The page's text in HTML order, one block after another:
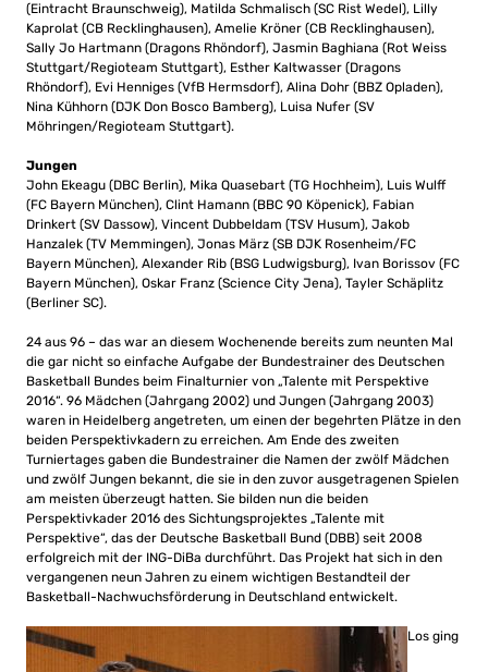
(Eintracht Braunschweig), Matilda Schmalisch (SC Rist Wedel), Lilly
Kaprolat (CB Recklinghausen), Amelie Kröner (CB Recklinghausen),
Sally Jo Hartmann (Dragons Rhöndorf), Jasmin Baghiana (Rot Weiss
Stuttgart/Regioteam Stuttgart), Esther Kaltwasser (Dragons
Rhöndorf), Evi Henniges (VfB Hermsdorf), Alina Dohr (BBZ Opladen),
Nina Kühhorn (DJK Don Bosco Bamberg), Luisa Nufer (SV
Möhringen/Regioteam Stuttgart).
Jungen
John Ekeagu (DBC Berlin), Mika Quasebart (TG Hochheim), Luis Wulff
(FC Bayern München), Clint Hamann (BBC 90 Köpenick), Fabian
Drinkert (SV Dassow), Vincent Dubbeldam (TSV Husum), Jakob
Hanzalek (TV Memmingen), Jonas März (SB DJK Rosenheim/FC
Bayern München), Alexander Rib (BSG Ludwigsburg), Ivan Borissov (FC
Bayern München), Oskar Franz (Science City Jena), Tayler Schäplitz
(Berliner SC).
24 aus 96 – das war an diesem Wochenende bereits zum neunten Mal
die gar nicht so einfache Aufgabe der Bundestrainer des Deutschen
Basketball Bundes beim Finalturnier von „Talente mit Perspektive
2016“. 96 Mädchen (Jahrgang 2002) und Jungen (Jahrgang 2003)
waren in Heidelberg angetreten, um einen der begehrten Plätze in den
beiden Perspektivkadern zu erreichen. Am Ende des zweiten
Turniertages gaben die Bundestrainer die Namen der zwölf Mädchen
und zwölf Jungen bekannt, die sie in den zuvor ausgetragenen Spielen
am meisten überzeugt hatten. Sie bilden nun die beiden
Perspektivkader 2016 des Sichtungsprojektes „Talente mit
Perspektive“, das der Deutsche Basketball Bund (DBB) seit 2008
erfolgreich mit der ING-DiBa durchführt. Das Projekt hat sich in den
vergangenen neun Jahren zu einem wichtigen Bestandteil der
Basketball-Nachwuchsförderung in Deutschland entwickelt.
Los ging